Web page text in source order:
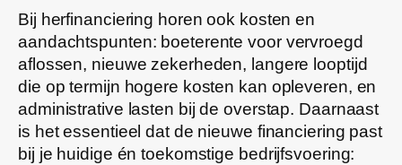
Bij herfinanciering horen ook kosten en
aandachtspunten: boeterente voor vervroegd
aflossen, nieuwe zekerheden, langere looptijd
die op termijn hogere kosten kan opleveren, en
administrative lasten bij de overstap. Daarnaast
is het essentieel dat de nieuwe financiering past
bij je huidige én toekomstige bedrijfsvoering: